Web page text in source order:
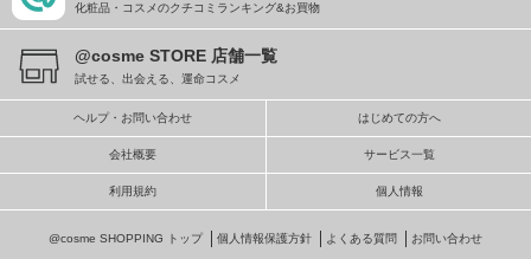
化粧品・コスメのクチコミランキング&お買物
@cosme STORE 店舗一覧
試せる、出会える、運命コスメ
ヘルプ・お問い合わせ はじめての方へ
会社概要 サービス一覧
利用規約 個人情報
@cosme SHOPPING トップ 個人情報保護方針 よくある質問 お問い合わせ